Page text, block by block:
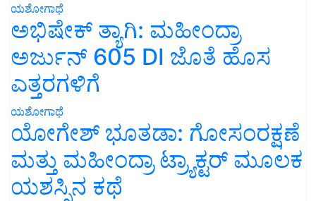
ಯಶೋಗಾಥೆ
ಅಭಿಷೇಕ್ ತ್ಯಾಗಿ: ಮಹೀಂದ್ರಾ
ಅರ್ಜುನ್ 605 DI ಜೊತೆ ಹೊಸ
ಎತ್ತರಗಳಿಗೆ
ಯಶೋಗಾಥೆ
ಯೋಗೇಶ್ ಭೂತಡಾ: ಗೋಸಂರಕ್ಷಣೆ
ಮತ್ತು ಮಹೀಂದ್ರಾ ಟ್ರ್ಯಾಕ್ಟರ್ ಮೂಲಕ
ಯಶಸ್ಸಿನ ಕಥೆ